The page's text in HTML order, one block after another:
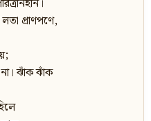
প্রাণপণে,
ঝাঁক ঝাঁক